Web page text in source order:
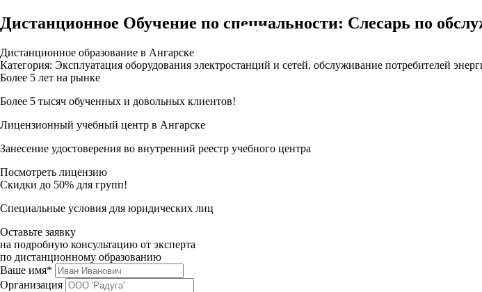
Дистанционное Обучение по специальности: Слесарь по
Дистанционное образование в Ангарске
Категория: Эксплуатация оборудования электростанций и сетей, обслуживание потребителей
Более 5 лет на рынке
Более 5 тысяч обученных и довольных клиентов!
Лицензионный учебный центр в Ангарске
Занесение удостоверения во внутренний реестр учебного центра
Посмотреть лицензию
Скидки до 50% для групп!
Специальные условия для юридических лиц
Оставьте заявку
на подробную консультацию от эксперта
по дистанционному образованию
Ваше имя*
Организация